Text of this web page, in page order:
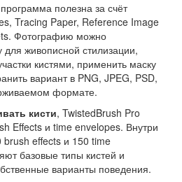
программа полезна за счёт
Tracing Paper, Reference Image
Фотографию можно
для живописной стилизации,
кистями, применить маску
вариант в PNG, JPEG, PSD,
формате.
кисти, TwistedBrush Pro
Effects и time envelopes. Внутри
brush effects и 150 time
базовые типы кистей и
варианты поведения.